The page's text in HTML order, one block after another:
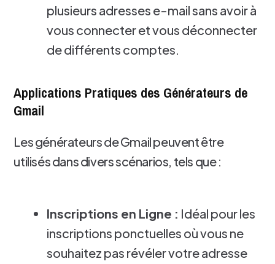
plusieurs adresses e-mail sans avoir à
vous connecter et vous déconnecter
de différents comptes.
Applications Pratiques des Générateurs de
Gmail
Les générateurs de Gmail peuvent être
utilisés dans divers scénarios, tels que :
Inscriptions en Ligne : Idéal pour les
inscriptions ponctuelles où vous ne
souhaitez pas révéler votre adresse